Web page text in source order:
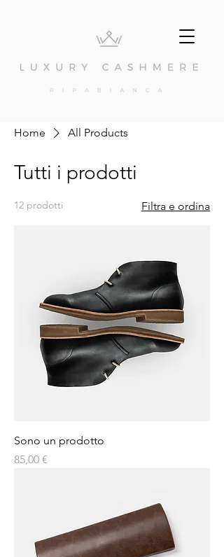
Home All Products
Tutti i prodotti
12 prodotti Filtra e ordina
Sono un prodotto
Prezzo
85,00 €